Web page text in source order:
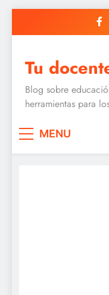
Tu
Blog sobre
herramientas para
MENU